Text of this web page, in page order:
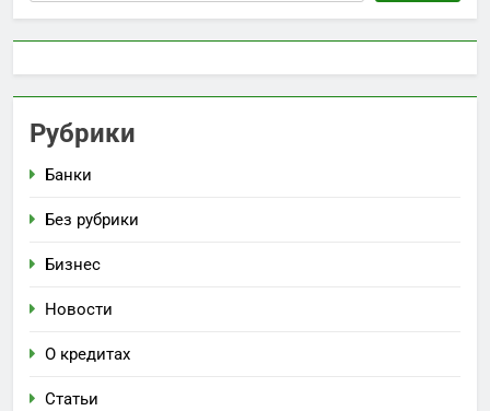
Рубрики
Банки
Без рубрики
Бизнес
Новости
О кредитах
Статьи